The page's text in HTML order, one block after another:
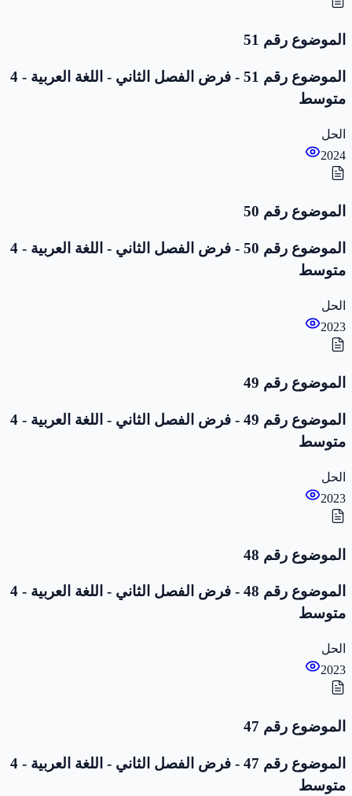
الموضوع رقم 51
الموضوع رقم 51 - فرض الفصل الثاني - اللغة العربية - 4
متوسط
الحل
2024
الموضوع رقم 50
الموضوع رقم 50 - فرض الفصل الثاني - اللغة العربية - 4
متوسط
الحل
2023
الموضوع رقم 49
الموضوع رقم 49 - فرض الفصل الثاني - اللغة العربية - 4
متوسط
الحل
2023
الموضوع رقم 48
الموضوع رقم 48 - فرض الفصل الثاني - اللغة العربية - 4
متوسط
الحل
2023
الموضوع رقم 47
الموضوع رقم 47 - فرض الفصل الثاني - اللغة العربية - 4
متوسط